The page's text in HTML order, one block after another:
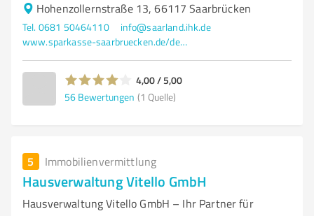
Hohenzollernstraße 13, 66117 Saarbrücken
Tel. 0681 50464110
info@saarland.ihk.de
www.sparkasse-saarbruecken.de/de/home.html
4,00 / 5,00
56 Bewertungen (1 Quelle)
5 Immobilienvermittlung
Hausverwaltung Vitello GmbH
Hausverwaltung Vitello GmbH – Ihr Partner für